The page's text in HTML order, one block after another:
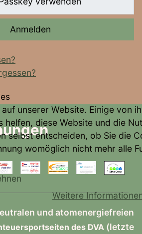
Anmelden
und atomenergiefreien
des DVA (letzte
unserer Website. Einige von
helfen, diese Website und die
selbst entscheiden, ob Sie die
womöglich nicht mehr alle
Weitere